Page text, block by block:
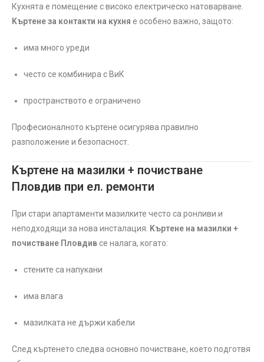
Кухнята е помещение с високо електрическо натоварване.
Kъртене за контакти на кухня е особено важно, защото:
има много уреди
често се комбинира с ВиК
пространството е ограничено
Професионалното къртене осигурява правилно
разположение и безопасност.
Kъртене на мазилки + почистване
Пловдив при ел. ремонти
При стари апартаменти мазилките често са ронливи и
неподходящи за нова инсталация. Kъртене на мазилки +
почистване Пловдив се налага, когато:
стените са напукани
има влага
мазилката не държи кабели
След къртенето следва основно почистване, което подготвя